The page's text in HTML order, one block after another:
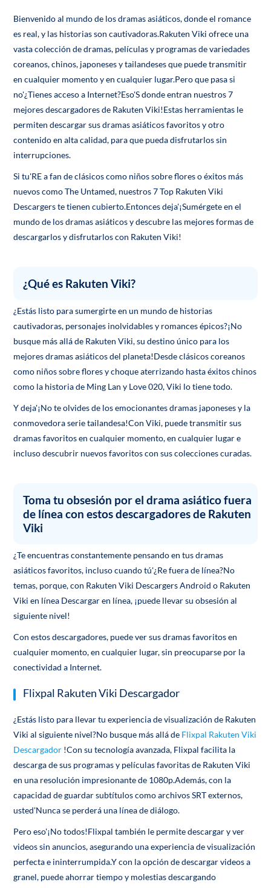
Bienvenido al mundo de los dramas asiáticos, donde el romance
es real, y las historias son cautivadoras.Rakuten Viki ofrece una
vasta colección de dramas, películas y programas de variedades
coreanos, chinos, japoneses y tailandeses que puede transmitir
en cualquier momento y en cualquier lugar.Pero que pasa si
no'¿Tienes acceso a Internet?Eso'S donde entran nuestros 7
mejores descargadores de Rakuten Viki!Estas herramientas le
permiten descargar sus dramas asiáticos favoritos y otro
contenido en alta calidad, para que pueda disfrutarlos sin
interrupciones.
Si tu'RE a fan de clásicos como niños sobre flores o éxitos más
nuevos como The Untamed, nuestros 7 Top Rakuten Viki
Descargers te tienen cubierto.Entonces deja'¡Sumérgete en el
mundo de los dramas asiáticos y descubre las mejores formas de
descargarlos y disfrutarlos con Rakuten Viki!
¿Qué es Rakuten Viki?
¿Estás listo para sumergirte en un mundo de historias
cautivadoras, personajes inolvidables y romances épicos?¡No
busque más allá de Rakuten Viki, su destino único para los
mejores dramas asiáticos del planeta!Desde clásicos coreanos
como niños sobre flores y choque aterrizando hasta éxitos chinos
como la historia de Ming Lan y Love 020, Viki lo tiene todo.
Y deja'¡No te olvides de los emocionantes dramas japoneses y la
conmovedora serie tailandesa!Con Viki, puede transmitir sus
dramas favoritos en cualquier momento, en cualquier lugar e
incluso descubrir nuevos favoritos con sus colecciones curadas.
Toma tu obsesión por el drama asiático fuera
de línea con estos descargadores de Rakuten
Viki
¿Te encuentras constantemente pensando en tus dramas
asiáticos favoritos, incluso cuando tú'¿Re fuera de línea?No
temas, porque, con Rakuten Viki Descargers Android o Rakuten
Viki en línea Descargar en línea, ¡puede llevar su obsesión al
siguiente nivel!
Con estos descargadores, puede ver sus dramas favoritos en
cualquier momento, en cualquier lugar, sin preocuparse por la
conectividad a Internet.
Flixpal Rakuten Viki Descargador
¿Estás listo para llevar tu experiencia de visualización de Rakuten
Viki al siguiente nivel?No busque más allá de Flixpal Rakuten Viki
Descargador !Con su tecnología avanzada, Flixpal facilita la
descarga de sus programas y películas favoritas de Rakuten Viki
en una resolución impresionante de 1080p.Además, con la
capacidad de guardar subtítulos como archivos SRT externos,
usted'Nunca se perderá una línea de diálogo.
Pero eso'¡No todos!Flixpal también le permite descargar y ver
videos sin anuncios, asegurando una experiencia de visualización
perfecta e ininterrumpida.Y con la opción de descargar videos a
granel, puede ahorrar tiempo y molestias descargando